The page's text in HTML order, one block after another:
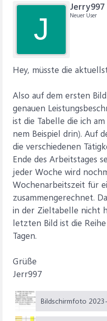
J
Jerry997
Neuer User
Hey, müsste die
Also auf dem ersten
genauen
ist die Tabelle die ich
nem Beispiel drin). Auf
die verschiedenen
Ende des Arbeitstages
jeder Woche wird
Wochenarbeitszeit für
zusammengerechnet.
in der Zieltabelle nicht
letzten Bild ist die
Tagen.
Grüße
Jerr997
Bildschirm­foto